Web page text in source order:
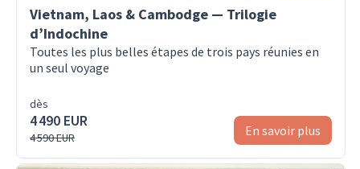
Vietnam, Laos & Cambodge — Trilogie
d’Indochine
Toutes les plus belles étapes de trois pays réunies en
un seul voyage
dès
4 490 EUR
4 590 EUR En savoir plus